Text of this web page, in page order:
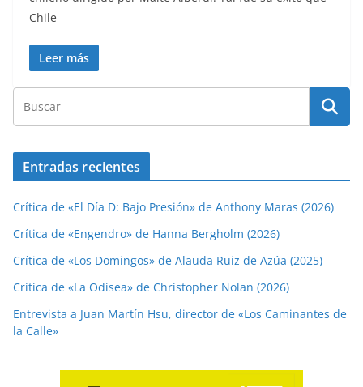
Chile
Leer más
Entradas recientes
Crítica de «El Día D: Bajo Presión» de Anthony Maras (2026)
Crítica de «Engendro» de Hanna Bergholm (2026)
Crítica de «Los Domingos» de Alauda Ruiz de Azúa (2025)
Crítica de «La Odisea» de Christopher Nolan (2026)
Entrevista a Juan Martín Hsu, director de «Los Caminantes de
la Calle»